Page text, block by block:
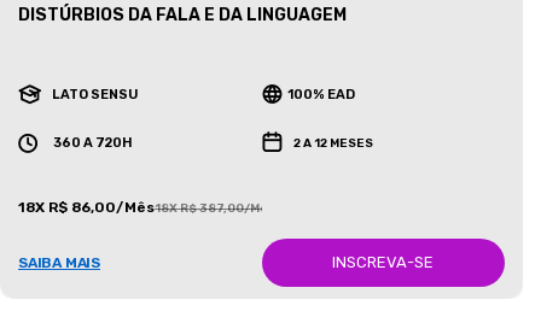
DISTÚRBIOS DA FALA E DA LINGUAGEM
LATO SENSU 100% EAD
360 A 720H 2 A 12 MESES
18X R$ 86,00/Mês18X R$ 387,00/Mês
SAIBA MAIS INSCREVA-SE